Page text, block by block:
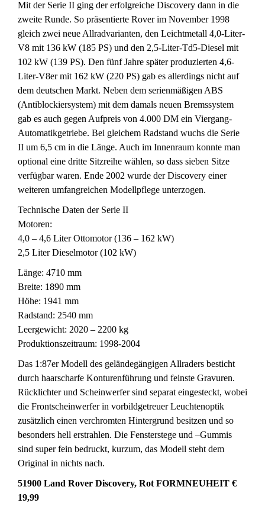
Mit der Serie II ging der erfolgreiche Discovery dann in die
zweite Runde. So präsentierte Rover im November 1998
gleich zwei neue Allradvarianten, den Leichtmetall 4,0-Liter-
V8 mit 136 kW (185 PS) und den 2,5-Liter-Td5-Diesel mit
102 kW (139 PS). Den fünf Jahre später produzierten 4,6-
Liter-V8er mit 162 kW (220 PS) gab es allerdings nicht auf
dem deutschen Markt. Neben dem serienmäßigen ABS
(Antiblockiersystem) mit dem damals neuen Bremssystem
gab es auch gegen Aufpreis von 4.000 DM ein Viergang-
Automatikgetriebe. Bei gleichem Radstand wuchs die Serie
II um 6,5 cm in die Länge. Auch im Innenraum konnte man
optional eine dritte Sitzreihe wählen, so dass sieben Sitze
verfügbar waren. Ende 2002 wurde der Discovery einer
weiteren umfangreichen Modellpflege unterzogen.
Technische Daten der Serie II
Motoren:
4,0 – 4,6 Liter Ottomotor (136 – 162 kW)
2,5 Liter Dieselmotor (102 kW)
Länge: 4710 mm
Breite: 1890 mm
Höhe: 1941 mm
Radstand: 2540 mm
Leergewicht: 2020 – 2200 kg
Produktionszeitraum: 1998-2004
Das 1:87er Modell des geländegängigen Allraders besticht
durch haarscharfe Konturenführung und feinste Gravuren.
Rücklichter und Scheinwerfer sind separat eingesteckt, wobei
die Frontscheinwerfer in vorbildgetreuer Leuchtenoptik
zusätzlich einen verchromten Hintergrund besitzen und so
besonders hell erstrahlen. Die Fensterstege und –Gummis
sind super fein bedruckt, kurzum, das Modell steht dem
Original in nichts nach.
51900 Land Rover Discovery, Rot FORMNEUHEIT €
19,99